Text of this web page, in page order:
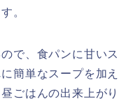
。
で、食パンに甘いス
簡単なスープを加え
ごはんの出来上がり